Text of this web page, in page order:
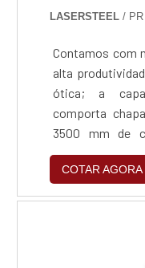
LASERSTEEL / PR
Contamos com
alta
ótica; a
comporta
3500 mm de
espessuras de
8mm em aço
em latão.
COTAR AGORA